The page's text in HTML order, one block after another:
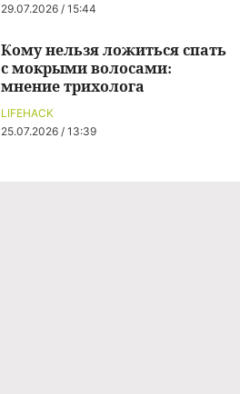
29.07.2026 / 15:44
LIFEHACK
25.07.2026 / 13:39
Кому нельзя ложиться спать
с мокрыми волосами:
мнение трихолога